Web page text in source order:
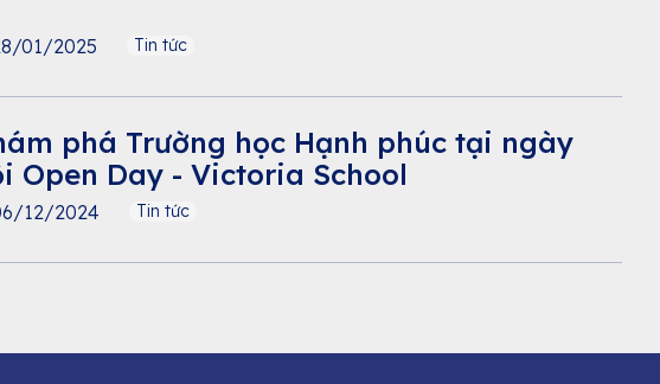
01/2025 Tin tức
phá Trường học Hạnh phúc tại ngày
Open Day - Victoria School
12/2024 Tin tức